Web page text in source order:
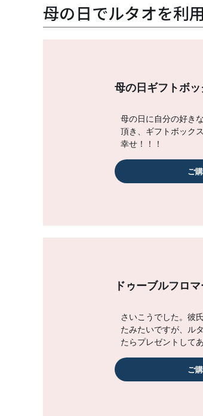
母の日でルタオを利
母の日ギフトボ
母の日に自分の好き
頂き、ギフトボック
幸せ！！！
ご
ドゥーブルフロ
さいこうでした。彼
たみたいですが、ル
たらプレゼントして
ご